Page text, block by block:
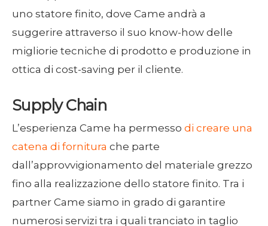
uno statore finito, dove Came andrà a
suggerire attraverso il suo know-how delle
migliorie tecniche di prodotto e produzione in
ottica di cost-saving per il cliente.
Supply Chain
L’esperienza Came ha permesso di creare una
catena di fornitura che parte
dall’approvvigionamento del materiale grezzo
fino alla realizzazione dello statore finito. Tra i
partner Came siamo in grado di garantire
numerosi servizi tra i quali tranciato in taglio